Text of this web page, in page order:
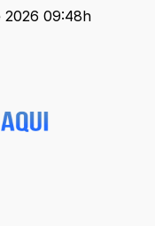
2026 09:48h